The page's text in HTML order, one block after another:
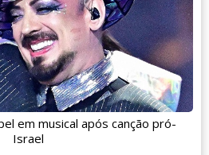
em musical após canção pró-
Israel